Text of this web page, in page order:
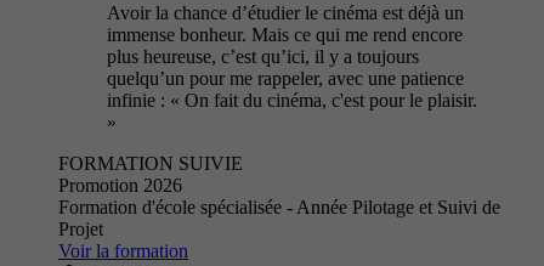
Avoir la chance d’étudier le cinéma est déjà un
immense bonheur. Mais ce qui me rend encore
plus heureuse, c’est qu’ici, il y a toujours
quelqu’un pour me rappeler, avec une patience
infinie : « On fait du cinéma, c'est pour le plaisir.
»
FORMATION SUIVIE
Promotion 2026
Formation d'école spécialisée - Année Pilotage et Suivi de
Projet
Voir la formation